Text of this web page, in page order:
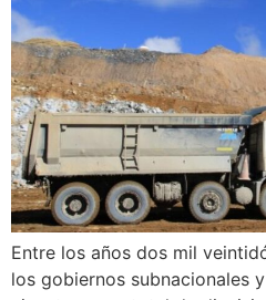
Entre los años dos mil
los gobiernos subnacionales